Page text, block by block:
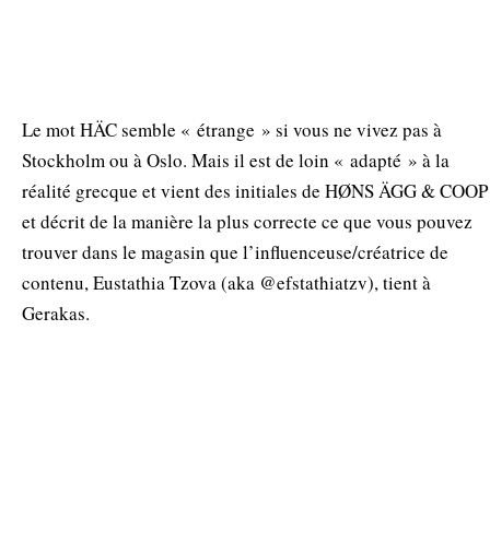
Le mot HÄC semble « étrange » si vous ne vivez pas à
Stockholm ou à Oslo. Mais il est de loin « adapté » à la
réalité grecque et vient des initiales de HØNS ÄGG & COOP
et décrit de la manière la plus correcte ce que vous pouvez
trouver dans le magasin que l’influenceuse/créatrice de
contenu, Eustathia Tzova (aka @efstathiatzv), tient à
Gerakas.